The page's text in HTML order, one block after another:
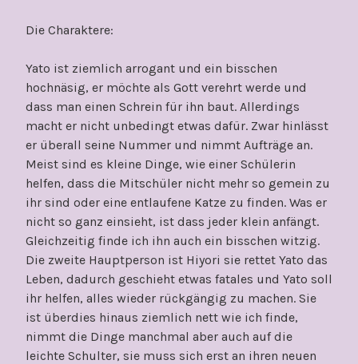
Die Charaktere:
Yato ist ziemlich arrogant und ein bisschen
hochnäsig, er möchte als Gott verehrt werde und
dass man einen Schrein für ihn baut. Allerdings
macht er nicht unbedingt etwas dafür. Zwar hinlässt
er überall seine Nummer und nimmt Aufträge an.
Meist sind es kleine Dinge, wie einer Schülerin
helfen, dass die Mitschüler nicht mehr so gemein zu
ihr sind oder eine entlaufene Katze zu finden. Was er
nicht so ganz einsieht, ist dass jeder klein anfängt.
Gleichzeitig finde ich ihn auch ein bisschen witzig.
Die zweite Hauptperson ist Hiyori sie rettet Yato das
Leben, dadurch geschieht etwas fatales und Yato soll
ihr helfen, alles wieder rückgängig zu machen. Sie
ist überdies hinaus ziemlich nett wie ich finde,
nimmt die Dinge manchmal aber auch auf die
leichte Schulter, sie muss sich erst an ihren neuen